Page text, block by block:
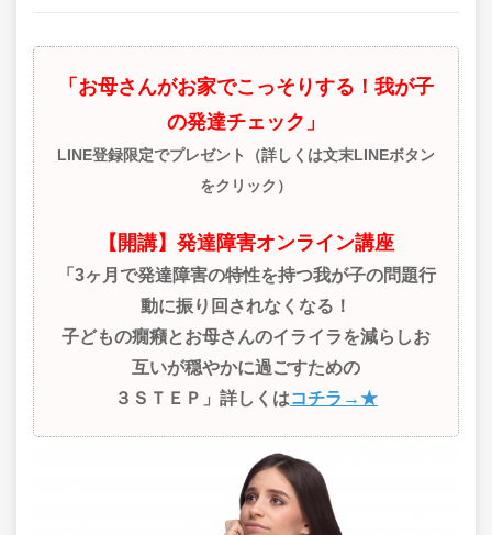
「お母さんがお家でこっそりする！我が子
の発達チェック」
LINE登録限定でプレゼント（詳しくは文末LINEボタン
をクリック）
【開講】発達障害オンライン講座
「3ヶ月で発達障害の特性を持つ我が子の問題行
動に振り回されなくなる！
子どもの癇癪とお母さんのイライラを減らしお
互いが穏やかに過ごすための
３ＳＴＥＰ」詳しくはコチラ→★